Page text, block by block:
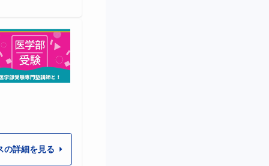
の詳細を見る